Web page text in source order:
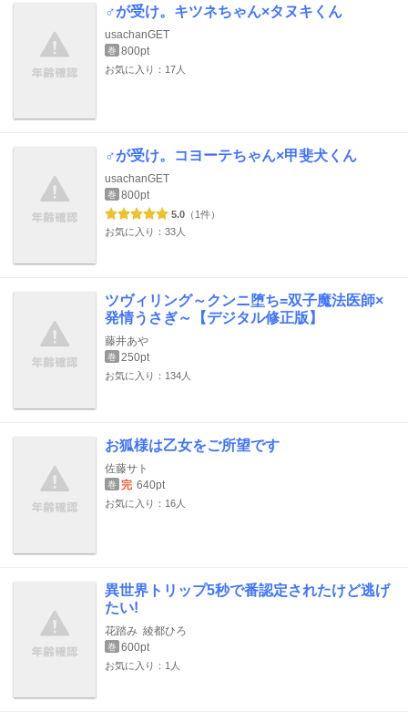
♂が受け。キツネちゃん×タヌキくん
usachanGET
巻 800pt
お気に入り：17人
♂が受け。コヨーテちゃん×甲斐犬くん
usachanGET
巻 800pt
5.0 （1件）
お気に入り：33人
ツヴィリング～クンニ堕ち=双子魔法医師×
発情うさぎ～【デジタル修正版】
藤井あや
巻 250pt
お気に入り：134人
お狐様は乙女をご所望です
佐藤サト
巻 完 640pt
お気に入り：16人
異世界トリップ5秒で番認定されたけど逃げ
たい!
花踏み 綾都ひろ
巻 600pt
お気に入り：1人